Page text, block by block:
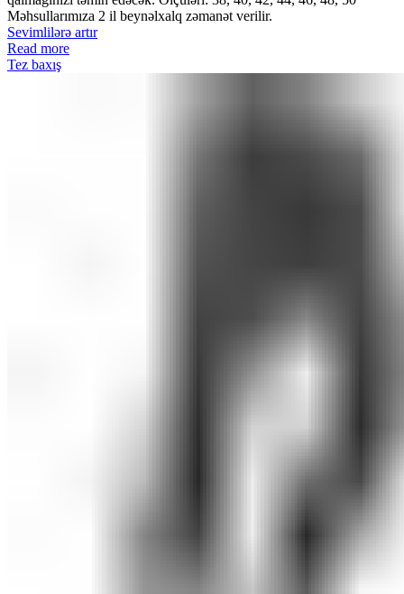
Məhsullarımıza 2 il beynəlxalq zəmanət verilir.
Sevimlilərə artır
Read more
Tez baxış